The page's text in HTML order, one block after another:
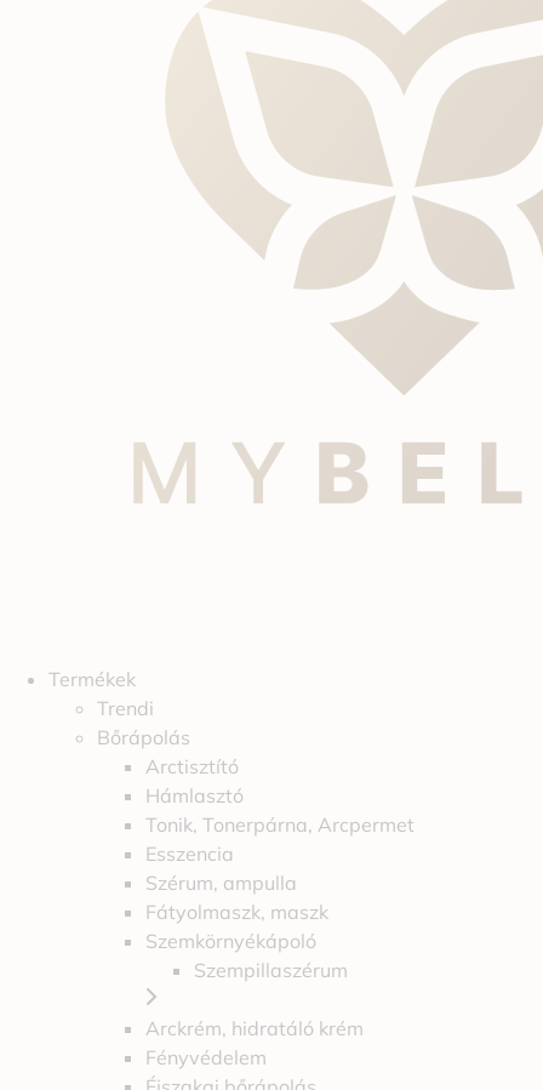
Termékek
Trendi
Bőrápolás
Arctisztító
Hámlasztó
Tonik, Tonerpárna, Arcpermet
Esszencia
Szérum, ampulla
Fátyolmaszk, maszk
Szemkörnyékápoló
Szempillaszérum
Arckrém, hidratáló krém
Fényvédelem